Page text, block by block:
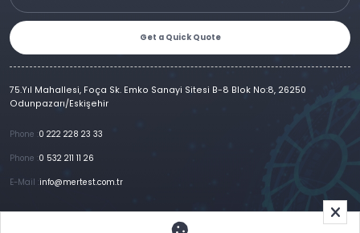
Get a Quick Quote
75.Yıl Mahallesi, Foça Sk. Emko Sanayi Sitesi B-8 Blok No:8, 26250
Odunpazarı/Eskişehir
Phone : 0 222 228 23 33
Phone : 0 532 211 11 26
E-Mail :info@mertest.com.tr
References